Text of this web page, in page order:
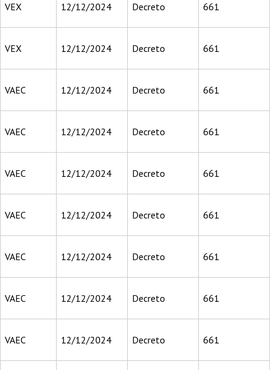
VEX 12/12/2024 Decreto 661
VEX 12/12/2024 Decreto 661
VAEC 12/12/2024 Decreto 661
VAEC 12/12/2024 Decreto 661
VAEC 12/12/2024 Decreto 661
VAEC 12/12/2024 Decreto 661
VAEC 12/12/2024 Decreto 661
VAEC 12/12/2024 Decreto 661
VAEC 12/12/2024 Decreto 661